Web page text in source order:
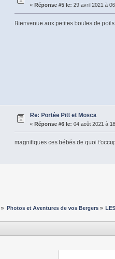
« Réponse #5 le: 29 avril 2021 à
Bienvenue aux petites boules de
Re: Portée Pitt et Mosca
« Réponse #6 le: 04 août 2021 à
magnifiques ces bébés de quoi
» Photos et Aventures de vos Bergers»